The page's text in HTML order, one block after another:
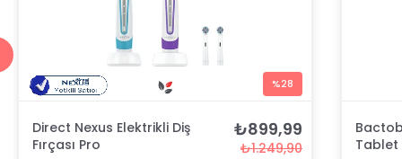
%28
Direct Nexus Elektrikli Diş
Fırçası Pro
₺899,99
₺1.249,90
Tablet